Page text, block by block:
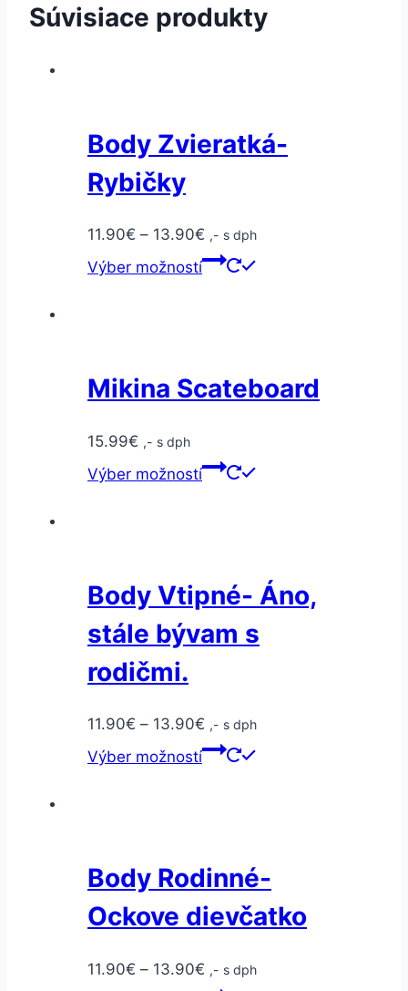
Súvisiace produkty
Body Zvieratká-
Rybičky
11.90€ – 13.90€ ,- s dph
Výber možností
Mikina Scateboard
15.99€ ,- s dph
Výber možností
Body Vtipné- Áno,
stále bývam s
rodičmi.
11.90€ – 13.90€ ,- s dph
Výber možností
Body Rodinné-
Ockove dievčatko
11.90€ – 13.90€ ,- s dph